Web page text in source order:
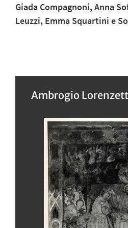
Giada Compagnoni, Anna
Leuzzi, Emma Squartini e
Ambrogio